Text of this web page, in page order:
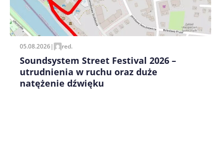
Zapamiętaj moje dane w tej przeglądarce podczas
pisania kolejnych komentarzy.
05.08.2026| red.
Soundsystem Street Festival 2026 –
utrudnienia w ruchu oraz duże
natężenie dźwięku